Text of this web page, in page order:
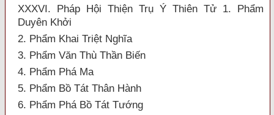
XXXVI. Pháp Hội Thiện Trụ Ý Thiên Tử 1. Phẩm
Duyên Khởi
2. Phẩm Khai Triệt Nghĩa
3. Phẩm Văn Thù Thần Biến
4. Phẩm Phá Ma
5. Phẩm Bồ Tát Thân Hành
6. Phẩm Phá Bồ Tát Tướng